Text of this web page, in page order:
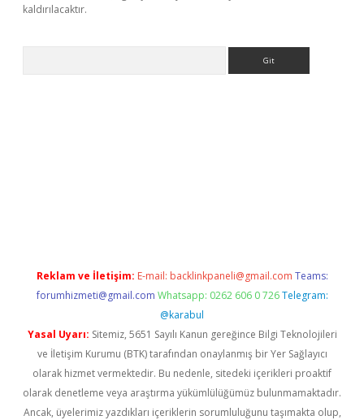
kaldırılacaktır.
Reklam ve İletişim: E-mail: backlinkpaneli@gmail.com Teams:
forumhizmeti@gmail.com Whatsapp: 0262 606 0 726 Telegram:
@karabul
Yasal Uyarı: Sitemiz, 5651 Sayılı Kanun gereğince Bilgi Teknolojileri
ve İletişim Kurumu (BTK) tarafından onaylanmış bir Yer Sağlayıcı
olarak hizmet vermektedir. Bu nedenle, sitedeki içerikleri proaktif
olarak denetleme veya araştırma yükümlülüğümüz bulunmamaktadır.
Ancak, üyelerimiz yazdıkları içeriklerin sorumluluğunu taşımakta olup,